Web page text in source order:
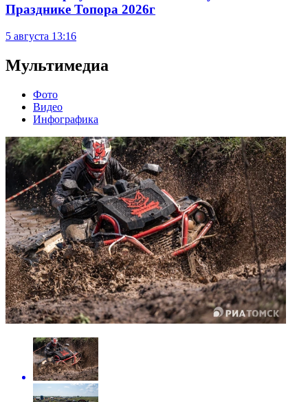
Празднике Топора 2026г
5 августа 13:16
Мультимедиа
Фото
Видео
Инфографика